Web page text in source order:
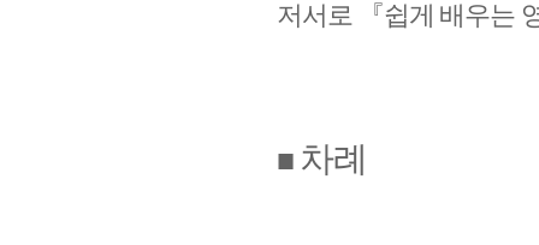
저서로
『쉽게 배우는
■ 차례